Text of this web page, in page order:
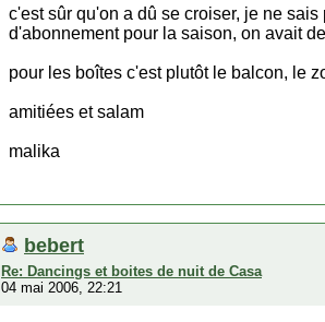
c'est sûr qu'on a dû se croiser, je ne
d'abonnement pour la saison, on avait
pour les boîtes c'est plutôt le balcon, le
amitiées et salam
malika
bebert
Re: Dancings et boites de nuit de Casa
04 mai 2006, 22:21